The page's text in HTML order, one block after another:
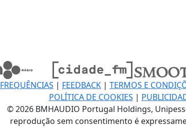
FREQUÊNCIAS | FEEDBACK | TERMOS E
POLÍTICA DE COOKIES |
© 2026 BMHAUDIO Portugal Holdings,
reprodução sem consentimento é